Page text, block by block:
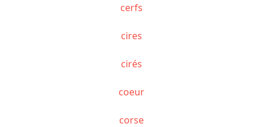
cerfs
cires
cirés
coeur
corse